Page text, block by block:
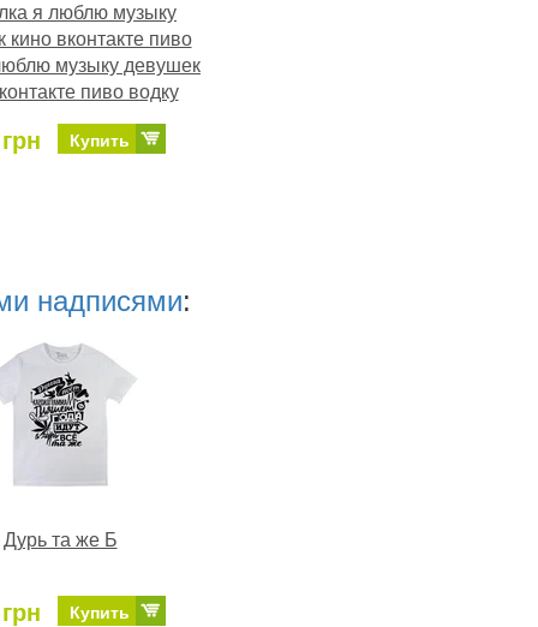
я люблю музыку
кино вконтакте пиво
музыку девушек
пиво водку
Купить
надписями:
Дурь та же Б
Купить